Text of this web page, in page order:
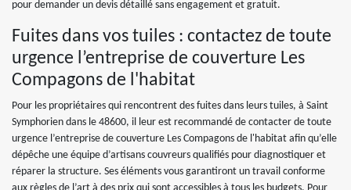
pour demander un devis détaillé sans engagement et gratuit.
Fuites dans vos tuiles : contactez de toute
urgence l’entreprise de couverture Les
Compagons de l'habitat
Pour les propriétaires qui rencontrent des fuites dans leurs tuiles, à Saint
Symphorien dans le 48600, il leur est recommandé de contacter de toute
urgence l’entreprise de couverture Les Compagons de l'habitat afin qu’elle
dépêche une équipe d’artisans couvreurs qualifiés pour diagnostiquer et
réparer la structure. Ses éléments vous garantiront un travail conforme